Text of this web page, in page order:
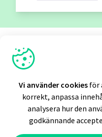
Relaterat
Vi använder
Vi använder cookies för
korrekt, anpassa
analysera hur den
godkännande